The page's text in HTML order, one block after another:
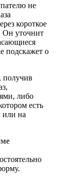
не
короткое
Он уточнит
подскажет о
получив
либо
есть
или на